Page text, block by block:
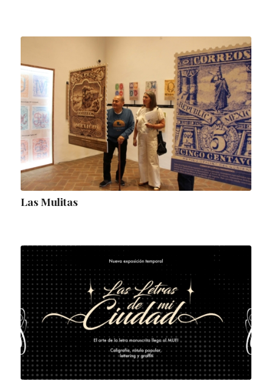
Las Mulitas